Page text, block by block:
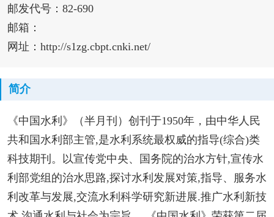
邮发代号：82-690
邮箱：
网址：http://s1zg.cbpt.cnki.net/
简介
《中国水利》（半月刊）创刊于1950年，由中华人民
共和国水利部主管,是水利系统最权威的指导(综合)类
科技期刊。以宣传党中央、国务院的治水方针,宣传水
利部党组的治水思路,探讨水利发展对策,指导、服务水
利改革与发展,交流水利科学研究新进展.推广水利新技